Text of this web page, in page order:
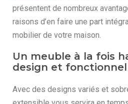
présentent de nombreux
raisons d’en faire une part
mobilier de votre maison.
Un meuble à la fois
design et fonctionnel
Avec des designs variés et